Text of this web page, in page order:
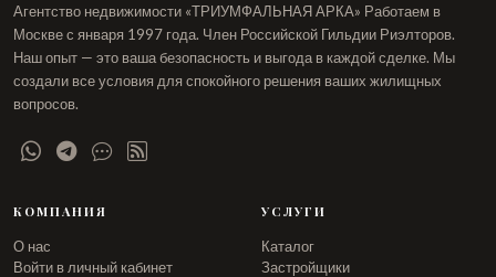
Агентство недвижимости «ТРИУМФАЛЬНАЯ АРКА» Работаем в
Москве с января 1997 года. Член Российской Гильдии Риэлторов.
Наш опыт — это ваша безопасность и выгода в каждой сделке. Мы
создали все условия для спокойного решения ваших жилищных
вопросов.
КОМПАНИЯ
О нас
Войти в личный кабинет
УСЛУГИ
Каталог
Застройщики